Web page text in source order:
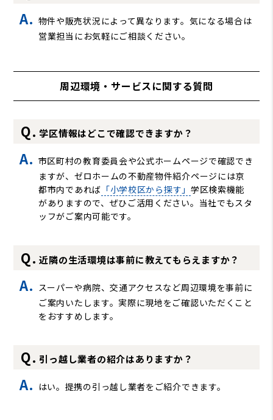
物件や販売状況によって異なります。気になる場合は
営業担当にお気軽にご相談ください。
周辺環境・サービスに関する質問
学区情報はどこで確認できますか？
市区町村の教育委員会や公式ホームページで確認でき
ますが、ゼロホームの不動産物件紹介ページには京
都市内であれば 「小学校区から探す」 学区検索機能
がありますので、ぜひご活用ください。当社でもスタ
ッフがご案内可能です。
近隣の生活環境は事前に教えてもらえますか？
スーパーや病院、交通アクセスなど周辺環境を事前に
ご案内いたします。実際に現地をご確認いただくこと
をおすすめします。
引っ越し業者の紹介はありますか？
はい。提携の引っ越し業者をご紹介できます。